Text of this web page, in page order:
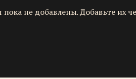
пока не добавлены. Добавьте их